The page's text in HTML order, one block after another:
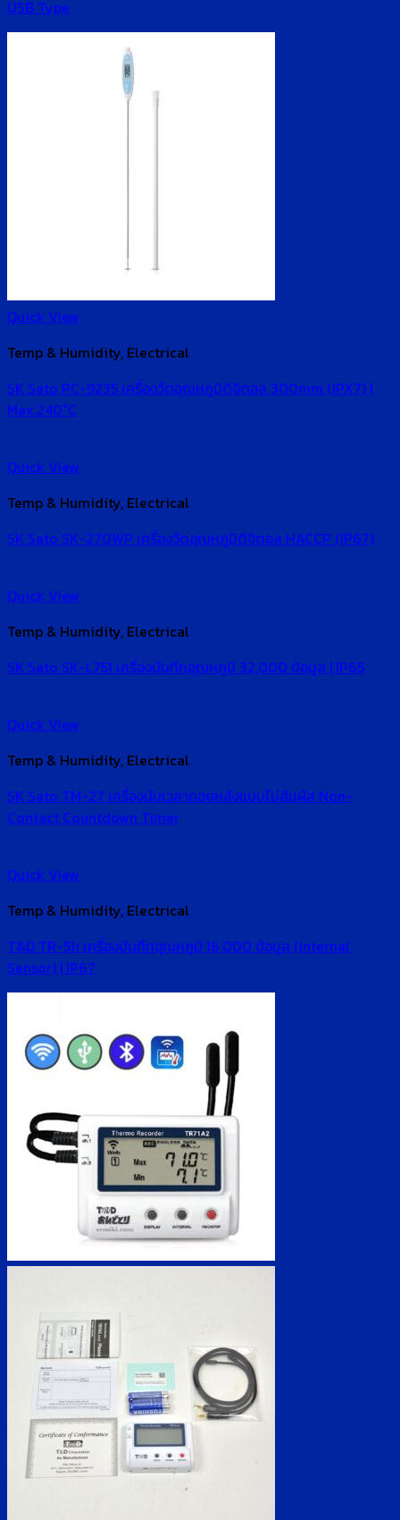
USB Type
Quick View
Temp & Humidity, Electrical
SK Sato PC-9235 เครื่องวัดอุณหภูมิดิจิตอล 300mm (IPX7) |
Max.240°C
Quick View
Temp & Humidity, Electrical
SK Sato SK-270WP เครื่องวัดอุณหภูมิดิจิตอล HACCP (IP67)
Quick View
Temp & Humidity, Electrical
SK Sato SK-L751 เครื่องบันทึกอุณหภูมิ 32,000 ข้อมูล | IP65
Quick View
Temp & Humidity, Electrical
SK Sato TM-27 เครื่องนับเวลาถอยหลังแบบไม่สัมผัส Non-
Contact Countdown Timer
Quick View
Temp & Humidity, Electrical
T&D TR-51i เครื่องบันทึกอุณหภูมิ 16,000 ข้อมูล (Internal
Sensor) | IP67